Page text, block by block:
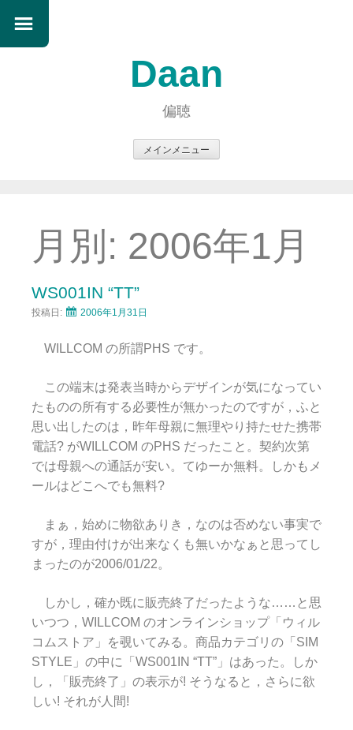
Daan
偏聴
メインメニュー
ン
ツ
へ
ス
キ
プ
月別: 2006年1月
WS001IN “TT”
投稿日: 2006年1月31日
WILLCOM の所謂PHS です。
この端末は発表当時からデザインが気になってい
たものの所有する必要性が無かったのですが，ふと
思い出したのは，昨年母親に無理やり持たせた携帯
電話? がWILLCOM のPHS だったこと。契約次第
では母親への通話が安い。てゆーか無料。しかもメ
ールはどこへでも無料?
まぁ，始めに物欲ありき，なのは否めない事実で
すが，理由付けが出来なくも無いかなぁと思ってし
まったのが2006/01/22。
しかし，確か既に販売終了だったような……と思
いつつ，WILLCOM のオンラインショップ「ウィル
コムストア」を覗いてみる。商品カテゴリの「SIM
STYLE」の中に「WS001IN “TT”」はあった。しか
し，「販売終了」の表示が! そうなると，さらに欲
しい! それが人間!